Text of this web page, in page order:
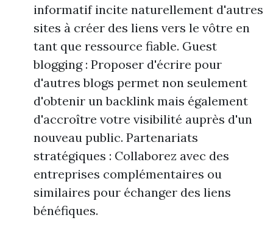
informatif incite naturellement d'autres
sites à créer des liens vers le vôtre en
tant que ressource fiable. Guest
blogging : Proposer d'écrire pour
d'autres blogs permet non seulement
d'obtenir un backlink mais également
d'accroître votre visibilité auprès d'un
nouveau public. Partenariats
stratégiques : Collaborez avec des
entreprises complémentaires ou
similaires pour échanger des liens
bénéfiques.